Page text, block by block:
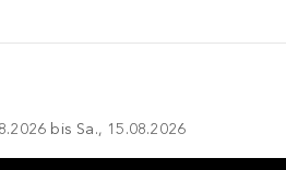
bis Sa., 15.08.2026